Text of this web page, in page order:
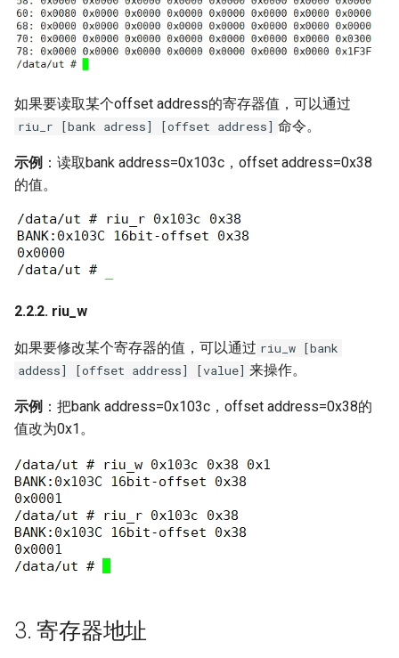
如果要读取某个offset address的寄存器值，可以通过
riu_r [bank adress] [offset address] 命令。
示例 ：读取bank address=0x103c，offset address=0x38
的值。
2.2.2. riu_w
如果要修改某个寄存器的值，可以通过 riu_w [bank
addess] [offset address] [value] 来操作。
示例 ：把bank address=0x103c，offset address=0x38的
值改为0x1。
3. 寄存器地址